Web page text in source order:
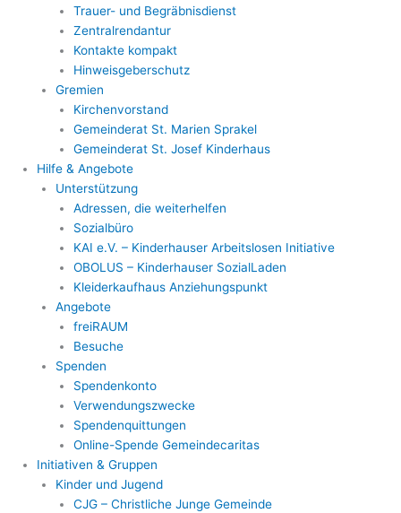
Trauer- und Begräbnisdienst
Zentralrendantur
Kontakte kompakt
Hinweisgeberschutz
Gremien
Kirchenvorstand
Gemeinderat St. Marien Sprakel
Gemeinderat St. Josef Kinderhaus
Hilfe & Angebote
Unterstützung
Adressen, die weiterhelfen
Sozialbüro
KAI e.V. – Kinderhauser Arbeitslosen Initiative
OBOLUS – Kinderhauser SozialLaden
Kleiderkaufhaus Anziehungspunkt
Angebote
freiRAUM
Besuche
Spenden
Spendenkonto
Verwendungszwecke
Spendenquittungen
Online-Spende Gemeindecaritas
Initiativen & Gruppen
Kinder und Jugend
CJG – Christliche Junge Gemeinde